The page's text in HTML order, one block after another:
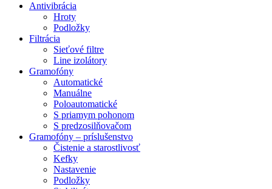
Antivibrácia
Hroty
Podložky
Filtrácia
Sieťové filtre
Line izolátory
Gramofóny
Automatické
Manuálne
Poloautomatické
S priamym pohonom
S predzosilňovačom
Gramofóny – príslušenstvo
Čistenie a starostlivosť
Kefky
Nastavenie
Podložky